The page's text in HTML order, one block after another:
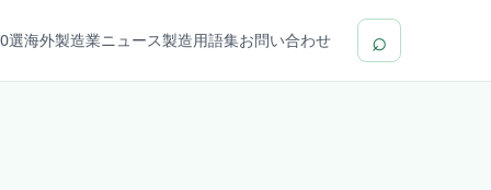
選海外製造業ニュース製造用語集お問い合わせ ⌕